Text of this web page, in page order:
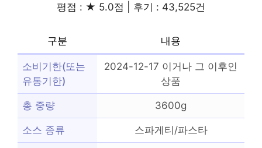
평점 : ★ 5.0점 | 후기 : 43,525건
구분 내용
소비기한(또는
유통기한)
2024-12-17 이거나 그 이후인
상품
총 중량 3600g
소스 종류 스파게티/파스타